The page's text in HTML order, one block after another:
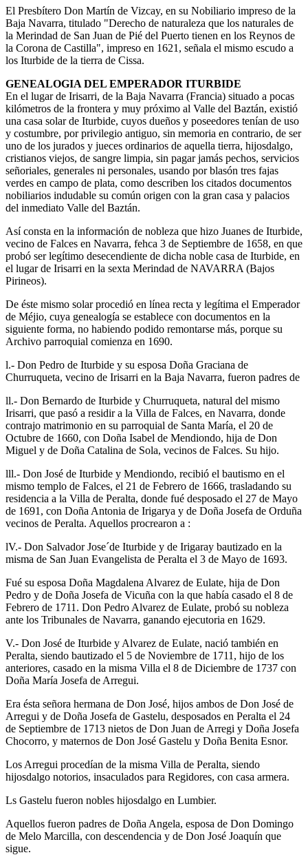
El Presbítero Don Martín de Vizcay, en su Nobiliario impreso de la
Baja Navarra, titulado "Derecho de naturaleza que los naturales de
la Merindad de San Juan de Pié del Puerto tienen en los Reynos de
la Corona de Castilla", impreso en 1621, señala el mismo escudo a
los Iturbide de la tierra de Cissa.
GENEALOGIA DEL EMPERADOR ITURBIDE
En el lugar de Irisarri, de la Baja Navarra (Francia) situado a pocas
kilómetros de la frontera y muy próximo al Valle del Baztán, existió
una casa solar de Iturbide, cuyos dueños y poseedores tenían de uso
y costumbre, por privilegio antiguo, sin memoria en contrario, de ser
uno de los jurados y jueces ordinarios de aquella tierra, hijosdalgo,
cristianos viejos, de sangre limpia, sin pagar jamás pechos, servicios
señoriales, generales ni personales, usando por blasón tres fajas
verdes en campo de plata, como describen los citados documentos
nobiliarios indudable su común origen con la gran casa y palacios
del inmediato Valle del Baztán.
Así consta en la información de nobleza que hizo Juanes de Iturbide,
vecino de Falces en Navarra, fehca 3 de Septiembre de 1658, en que
probó ser legítimo desecendiente de dicha noble casa de Iturbide, en
el lugar de Irisarri en la sexta Merindad de NAVARRA (Bajos
Pirineos).
De éste mismo solar procedió en línea recta y legítima el Emperador
de Méjio, cuya genealogía se establece con documentos en la
siguiente forma, no habiendo podido remontarse más, porque su
Archivo parroquial comienza en 1690.
l.- Don Pedro de Iturbide y su esposa Doña Graciana de
Churruqueta, vecino de Irisarri en la Baja Navarra, fueron padres de
ll.- Don Bernardo de Iturbide y Churruqueta, natural del mismo
Irisarri, que pasó a residir a la Villa de Falces, en Navarra, donde
contrajo matrimonio en su parroquial de Santa María, el 20 de
Octubre de 1660, con Doña Isabel de Mendiondo, hija de Don
Miguel y de Doña Catalina de Sola, vecinos de Falces. Su hijo.
lll.- Don José de Iturbide y Mendiondo, recibió el bautismo en el
mismo templo de Falces, el 21 de Febrero de 1666, trasladando su
residencia a la Villa de Peralta, donde fué desposado el 27 de Mayo
de 1691, con Doña Antonia de Irigarya y de Doña Josefa de Orduña
vecinos de Peralta. Aquellos procrearon a :
lV.- Don Salvador Jose´de Iturbide y de Irigaray bautizado en la
misma de San Juan Evangelista de Peralta el 3 de Mayo de 1693.
Fué su esposa Doña Magdalena Alvarez de Eulate, hija de Don
Pedro y de Doña Josefa de Vicuña con la que había casado el 8 de
Febrero de 1711. Don Pedro Alvarez de Eulate, probó su nobleza
ante los Tribunales de Navarra, ganando ejecutoria en 1629.
V.- Don José de Iturbide y Alvarez de Eulate, nació también en
Peralta, siendo bautizado el 5 de Noviembre de 1711, hijo de los
anteriores, casado en la misma Villa el 8 de Diciembre de 1737 con
Doña María Josefa de Arregui.
Era ésta señora hermana de Don José, hijos ambos de Don José de
Arregui y de Doña Josefa de Gastelu, desposados en Peralta el 24
de Septiembre de 1713 nietos de Don Juan de Arregi y Doña Josefa
Chocorro, y maternos de Don José Gastelu y Doña Benita Esnor.
Los Arregui procedían de la misma Villa de Peralta, siendo
hijosdalgo notorios, insaculados para Regidores, con casa armera.
Ls Gastelu fueron nobles hijosdalgo en Lumbier.
Aquellos fueron padres de Doña Angela, esposa de Don Domingo
de Melo Marcilla, con descendencia y de Don José Joaquín que
sigue.